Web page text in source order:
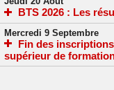
BTS 2026 : Les
Mercredi 9 Septembre
Fin des
supérieur de